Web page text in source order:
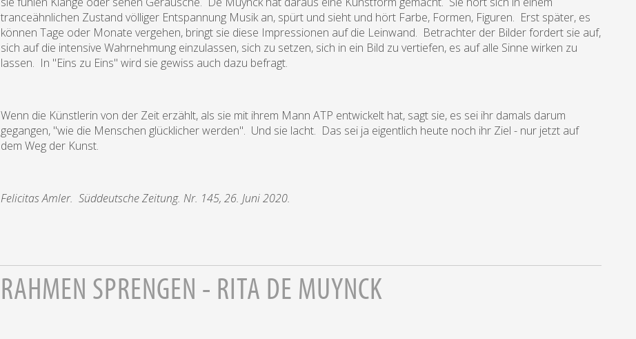
tranceähnlichen Zustand völliger Entspannung Musik an, spürt und sieht und hört Farbe, Formen, Figuren. Erst später, es
können Tage oder Monate vergehen, bringt sie diese Impressionen auf die Leinwand. Betrachter der Bilder fordert sie auf,
sich auf die intensive Wahrnehmung einzulassen, sich zu setzen, sich in ein Bild zu vertiefen, es auf alle Sinne wirken zu
lassen. In "Eins zu Eins" wird sie gewiss auch dazu befragt.
Wenn die Künstlerin von der Zeit erzählt, als sie mit ihrem Mann ATP entwickelt hat, sagt sie, es sei ihr damals darum
gegangen, "wie die Menschen glücklicher werden". Und sie lacht. Das sei ja eigentlich heute noch ihr Ziel - nur jetzt auf
dem Weg der Kunst.
Felicitas Amler. Süddeutsche Zeitung. Nr. 145, 26. Juni 2020.
RAHMEN SPRENGEN - RITA DE MUYNCK